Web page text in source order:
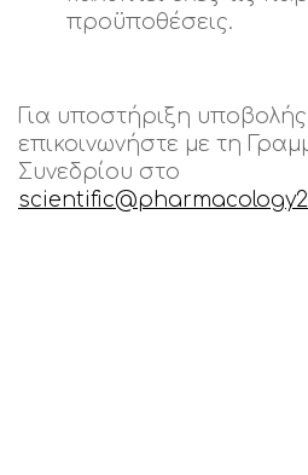
προϋποθέσεις.
Για υποστήριξη
επικοινωνήστε με τη
Συνεδρίου στο